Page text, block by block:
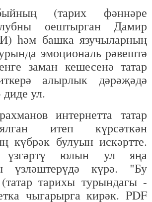
(тарих фәннәре
оештырган Дамир
һәм башка язучыларның
эмоциональ рәвештә
заман кешесенә татар
алырлык дәрәҗәдә
ул.
интернетта татар
итеп күрсәткән
күбрәк булуын искәртте.
үзгәртү юлын ул яңа
үзләштерүдә күрә. "Бу
тарихы турындагы -
чыгарырга кирәк. PDF